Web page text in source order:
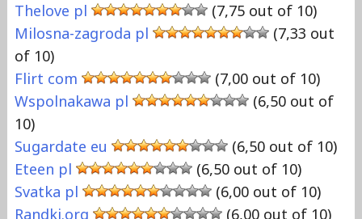
Thelove pl
(7,75 out of 10)
Milosna-zagroda pl
(7,33 out
of 10)
Flirt com
(7,00 out of 10)
Wspolnakawa pl
(6,50 out of
10)
Sugardate eu
(6,50 out of 10)
Eteen pl
(6,50 out of 10)
Svatka pl
(6,00 out of 10)
Randki.org
(6,00 out of 10)